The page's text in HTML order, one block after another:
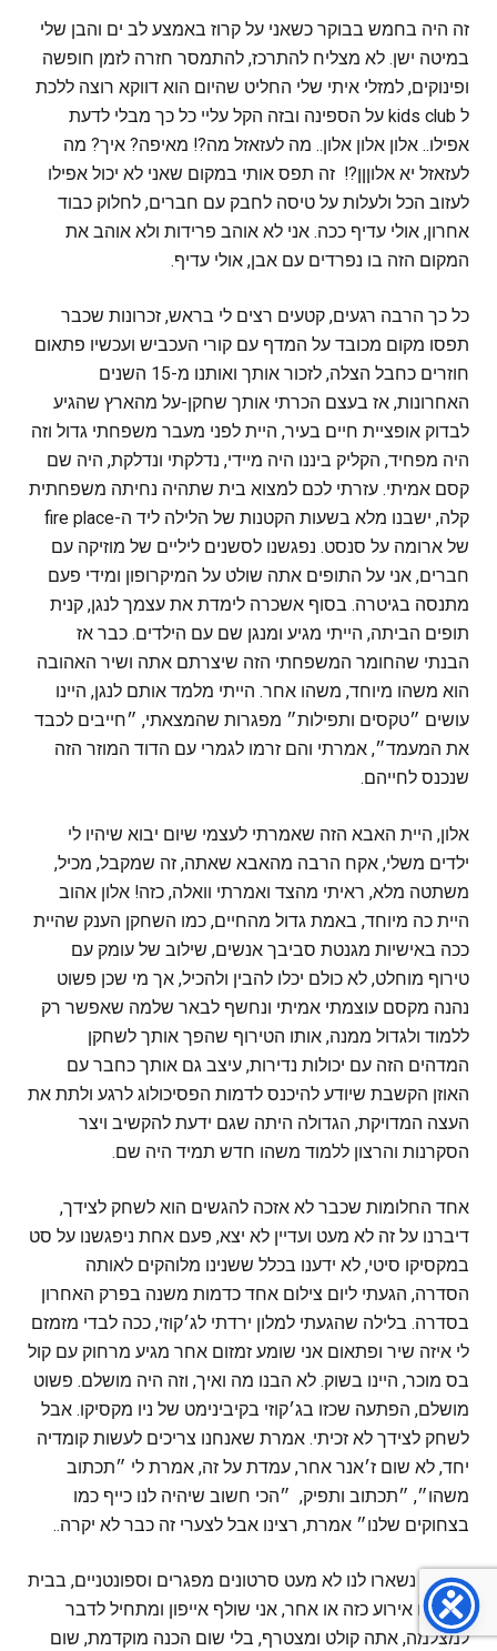
זה היה בחמש בבוקר כשאני על קרוז באמצע לב ים והבן שלי
במיטה ישן. לא מצליח להתרכז, להתמסר חזרה לזמן חופשה
ופינוקים, למזלי איתי שלי החליט שהיום הוא דווקא רוצה ללכת
ל kids club על הספינה ובזה הקל עליי כל כך מבלי לדעת
אפילו.. אלון אלון אלון.. מה לעזאזל מה?! מאיפה? איך? מה
לעזאזל יא אלוןןן?! זה תפס אותי במקום שאני לא יכול אפילו
לעזוב הכל ולעלות על טיסה לחבק עם חברים, לחלוק כבוד
אחרון, אולי עדיף ככה. אני לא אוהב פרידות ולא אוהב את
המקום הזה בו נפרדים עם אבן, אולי עדיף.
כל כך הרבה רגעים, קטעים רצים לי בראש, זכרונות שכבר
תפסו מקום מכובד על המדף עם קורי העכביש ועכשיו פתאום
חוזרים כחבל הצלה, לזכור אותך ואותנו מ-15 השנים
האחרונות, אז בעצם הכרתי אותך שחקן-על מהארץ שהגיע
לבדוק אופציית חיים בעיר, היית לפני מעבר משפחתי גדול וזה
היה מפחיד, הקליק ביננו היה מיידי, נדלקתי ונדלקת, היה שם
קסם אמיתי. עזרתי לכם למצוא בית שתהיה נחיתה משפחתית
קלה, ישבנו מלא בשעות הקטנות של הלילה ליד ה-fire place
של ארומה על סנסט. נפגשנו לסשנים ליליים של מוזיקה עם
חברים, אני על התופים אתה שולט על המיקרופון ומידי פעם
מתנסה בגיטרה. בסוף אשכרה לימדת את עצמך לנגן, קנית
תופים הביתה, הייתי מגיע ומנגן שם עם הילדים. כבר אז
הבנתי שהחומר המשפחתי הזה שיצרתם אתה ושיר האהובה
הוא משהו מיוחד, משהו אחר. הייתי מלמד אותם לנגן, היינו
עושים ״טקסים ותפילות״ מפגרות שהמצאתי, ״חייבים לכבד
את המעמד״, אמרתי והם זרמו לגמרי עם הדוד המוזר הזה
שנכנס לחייהם.
אלון, היית האבא הזה שאמרתי לעצמי שיום יבוא שיהיו לי
ילדים משלי, אקח הרבה מהאבא שאתה, זה שמקבל, מכיל,
משתטה מלא, ראיתי מהצד ואמרתי וואלה, כזה! אלון אהוב
היית כה מיוחד, באמת גדול מהחיים, כמו השחקן הענק שהיית
ככה באישיות מגנטת סביבך אנשים, שילוב של עומק עם
טירוף מוחלט, לא כולם יכלו להבין ולהכיל, אך מי שכן פשוט
נהנה מקסם עוצמתי אמיתי ונחשף לבאר שלמה שאפשר רק
ללמוד ולגדול ממנה, אותו הטירוף שהפך אותך לשחקן
המדהים הזה עם יכולות נדירות, עיצב גם אותך כחבר עם
האוזן הקשבת שיודע להיכנס לדמות הפסיכולוג לרגע ולתת את
העצה המדויקת, הגדולה היתה שגם ידעת להקשיב ויצר
הסקרנות והרצון ללמוד משהו חדש תמיד היה שם.
אחד החלומות שכבר לא אזכה להגשים הוא לשחק לצידך,
דיברנו על זה לא מעט ועדיין לא יצא, פעם אחת ניפגשנו על סט
במקסיקו סיטי, לא ידענו בכלל ששנינו מלוהקים לאותה
הסדרה, הגעתי ליום צילום אחד כדמות משנה בפרק האחרון
בסדרה. בלילה שהגעתי למלון ירדתי לג׳קוזי, ככה לבדי מזמזם
לי איזה שיר ופתאום אני שומע זמזום אחר מגיע מרחוק עם קול
בס מוכר, היינו בשוק. לא הבנו מה ואיך, וזה היה מושלם. פשוט
מושלם, הפתעה שכזו בג׳קוזי בקיבינימט של ניו מקסיקו. אבל
לשחק לצידך לא זכיתי. אמרת שאנחנו צריכים לעשות קומדיה
יחד, לא שום ז׳אנר אחר, עמדת על זה, אמרת לי ״תכתוב
משהו״, ״תכתוב ותפיק, ״הכי חשוב שיהיה לנו כייף כמו
בצחוקים שלנו״ אמרת, רצינו אבל לצערי זה כבר לא יקרה..
לפחות נשארו לנו לא מעט סרטונים מפגרים וספונטניים, בבית
קפה או אירוע כזה או אחר, אני שולף אייפון ומתחיל לדבר
למצלמה, אתה קולט ומצטרף, בלי שום הכנה מוקדמת, שום